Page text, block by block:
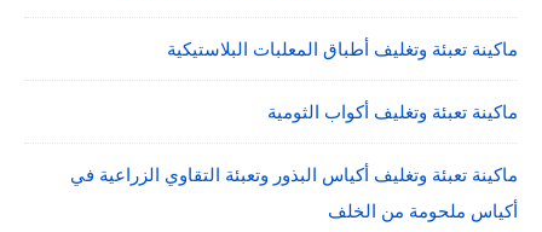
ماكينة تعبئة وتغليف أطباق المعلبات البلاستيكية
ماكينة تعبئة وتغليف أكواب الثومية
ماكينة تعبئة وتغليف أكياس البذور وتعبئة التقاوي الزراعية في
أكياس ملحومة من الخلف